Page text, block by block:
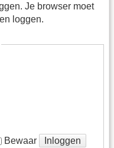
Je browser moet
loggen.
Bewaar Inloggen